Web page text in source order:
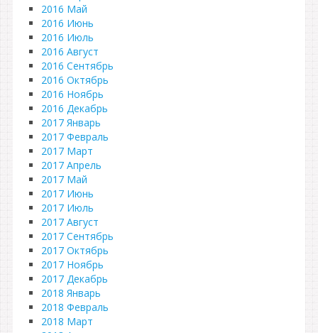
2016 Май
2016 Июнь
2016 Июль
2016 Август
2016 Сентябрь
2016 Октябрь
2016 Ноябрь
2016 Декабрь
2017 Январь
2017 Февраль
2017 Март
2017 Апрель
2017 Май
2017 Июнь
2017 Июль
2017 Август
2017 Сентябрь
2017 Октябрь
2017 Ноябрь
2017 Декабрь
2018 Январь
2018 Февраль
2018 Март